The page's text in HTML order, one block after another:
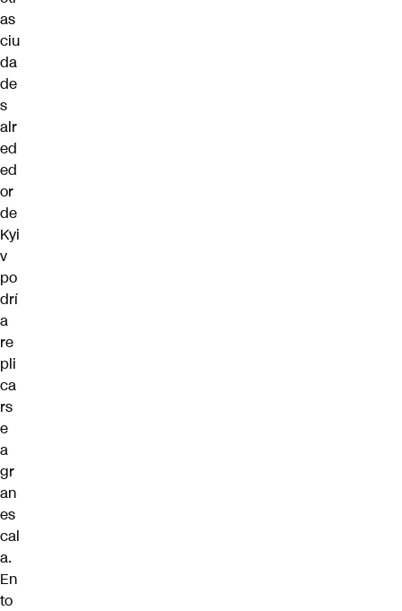
as
ciu
da
de
s
alr
ed
ed
or
de
Kyi
v
po
drí
a
re
pli
ca
rs
e
a
gr
an
es
cal
a.
En
to